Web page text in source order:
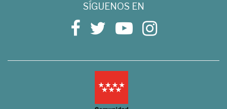
SÍGUENOS EN